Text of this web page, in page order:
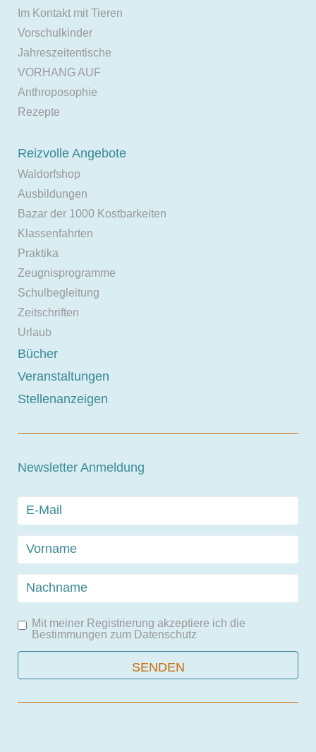
Im Kontakt mit Tieren
Vorschulkinder
Jahreszeitentische
VORHANG AUF
Anthroposophie
Rezepte
Reizvolle Angebote
Waldorfshop
Ausbildungen
Bazar der 1000 Kostbarkeiten
Klassenfahrten
Praktika
Zeugnisprogramme
Schulbegleitung
Zeitschriften
Urlaub
Bücher
Veranstaltungen
Stellenanzeigen
Newsletter Anmeldung
Mit meiner Registrierung akzeptiere ich die
Bestimmungen zum Datenschutz